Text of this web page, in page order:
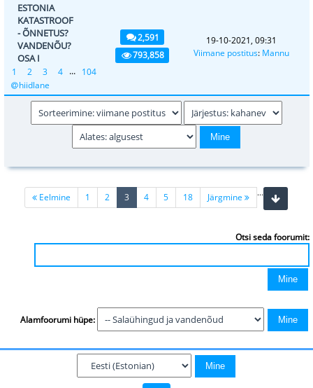
ESTONIA
KATASTROOF
- ÕNNETUS?
VANDENÕU?
OSA I
1 2 3 4 ... 104
hiidlane
2,591
793,858
19-10-2021, 09:31
Viimane postitus: Mannu
Eelmine 1 2 3 (current)
4 5 ...
18 Järgmine
Otsi seda foorumit:
Alamfoorumi hüpe: